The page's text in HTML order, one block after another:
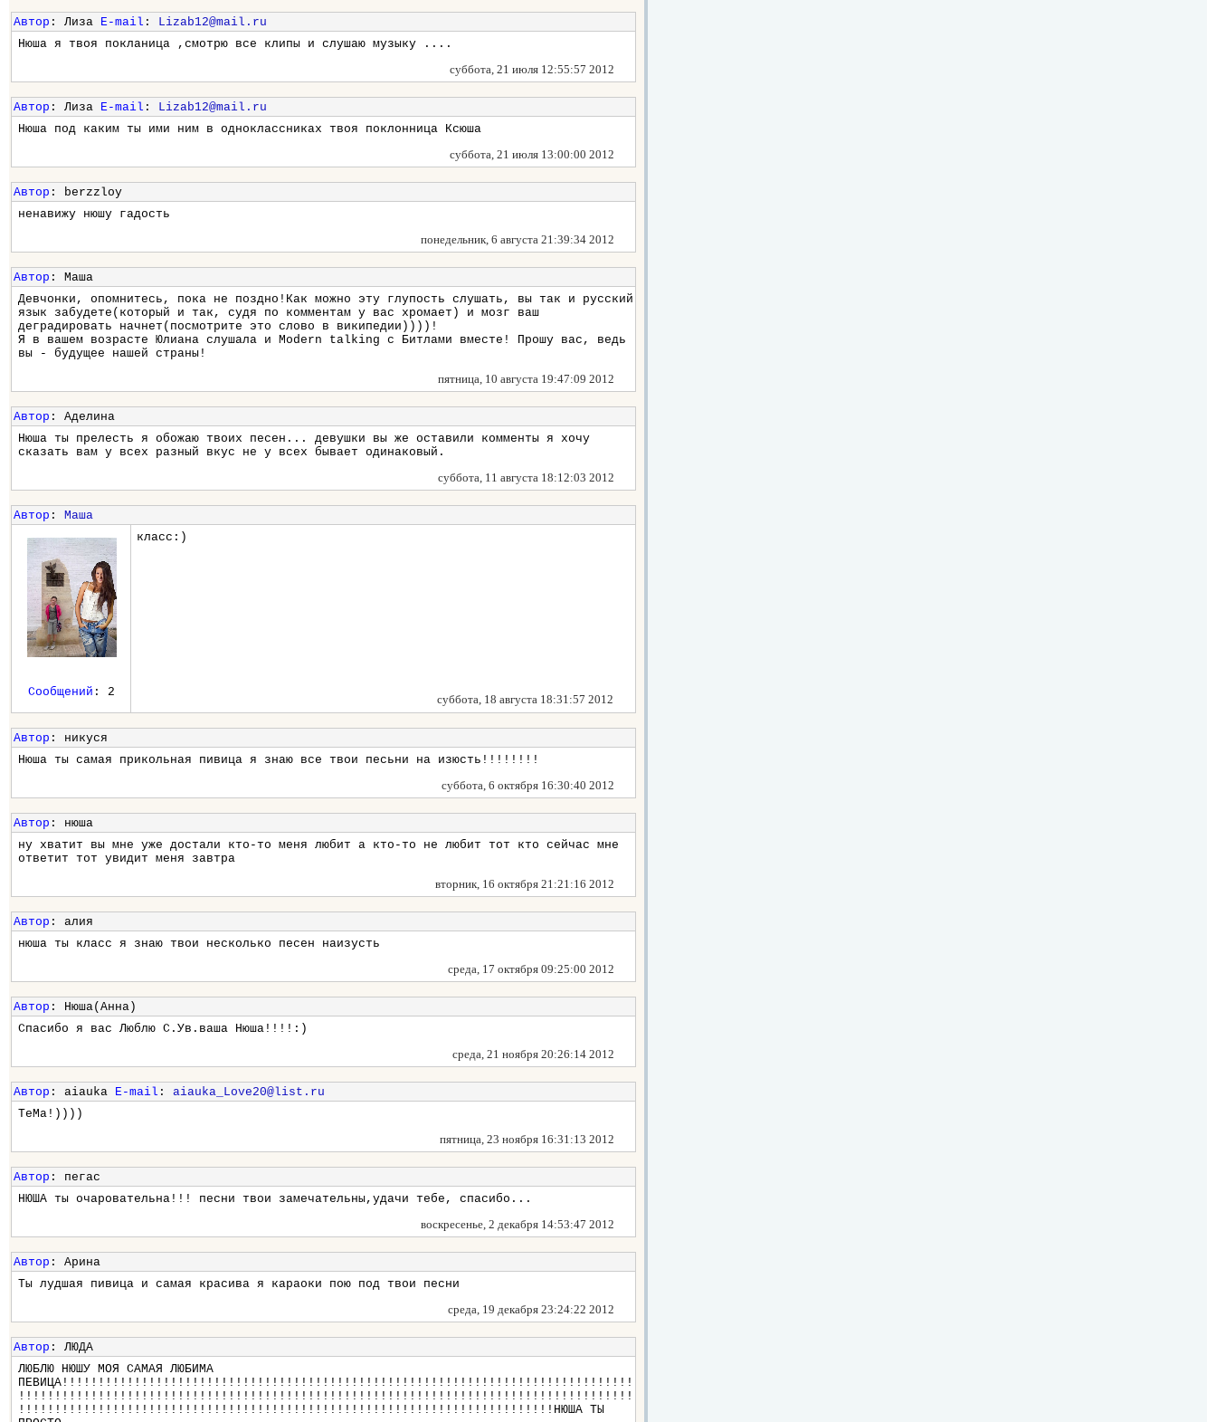
Автор : Лиза E-mail : Lizab12@mail.ru
Нюша я твоя покланица ,смотрю все клипы и слушаю музыку ....
суббота, 21 июля 12:55:57 2012
Автор : Лиза E-mail : Lizab12@mail.ru
Нюша под каким ты ими ним в одноклассниках твоя поклонница Ксюша
суббота, 21 июля 13:00:00 2012
Автор : berzzloy
ненавижу нюшу гадость
понедельник, 6 августа 21:39:34 2012
Автор : Маша
Девчонки, опомнитесь, пока не поздно!Как можно эту глупость слушать, вы так и русский
язык забудете(который и так, судя по комментам у вас хромает) и мозг ваш
деградировать начнет(посмотрите это слово в википедии))))!
Я в вашем возрасте Юлиана слушала и Modern talking с Битлами вместе! Прошу вас, ведь
вы - будущее нашей страны!
пятница, 10 августа 19:47:09 2012
Автор : Аделина
Нюша ты прелесть я обожаю твоих песен... девушки вы же оставили комменты я хочу
сказать вам у всех разный вкус не у всех бывает одинаковый.
суббота, 11 августа 18:12:03 2012
Автор :Маша
класс:)
суббота, 18 августа 18:31:57 2012
Сообщений : 2
Автор : никуся
Нюша ты самая прикольная пивица я знаю все твои песьни на изюсть!!!!!!!!
суббота, 6 октября 16:30:40 2012
Автор : нюша
ну хватит вы мне уже достали кто-то меня любит а кто-то не любит тот кто сейчас мне
ответит тот увидит меня завтра
вторник, 16 октября 21:21:16 2012
Автор : алия
нюша ты класс я знаю твои несколько песен наизусть
среда, 17 октября 09:25:00 2012
Автор : Нюша(Анна)
Спасибо я вас Люблю С.Ув.ваша Нюша!!!!:)
среда, 21 ноября 20:26:14 2012
Автор : aiauka E-mail :aiauka_Love20@list.ru
ТеМа!))))
пятница, 23 ноября 16:31:13 2012
Автор : пегас
НЮША ты очаровательна!!! песни твои замечательны,удачи тебе, спасибо...
воскресенье, 2 декабря 14:53:47 2012
Автор : Арина
Ты лудшая пивица и самая красива я караоки пою под твои песни
среда, 19 декабря 23:24:22 2012
Автор : ЛЮДА
ЛЮБЛЮ НЮШУ МОЯ САМАЯ ЛЮБИМА
ПЕВИЦА!!!!!!!!!!!!!!!!!!!!!!!!!!!!!!!!!!!!!!!!!!!!!!!!!!!!!!!!!!!!!!!!!!!!!!!!!!!!!!!
!!!!!!!!!!!!!!!!!!!!!!!!!!!!!!!!!!!!!!!!!!!!!!!!!!!!!!!!!!!!!!!!!!!!!!!!!!!!!!!!!!!!!
!!!!!!!!!!!!!!!!!!!!!!!!!!!!!!!!!!!!!!!!!!!!!!!!!!!!!!!!!!!!!!!!!!!!!!!!!!НЮША ТЫ